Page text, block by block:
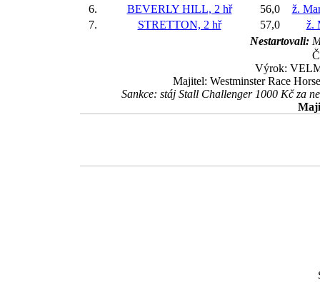
6.
BEVERLY HILL, 2 hř 56,0
ž.
7.
STRETTON, 2 hř 57,0
ž.
Nestartovali:
Výrok:
Majitel: Westminster Race
Sankce: stáj Stall Challenger 1000 Kč za